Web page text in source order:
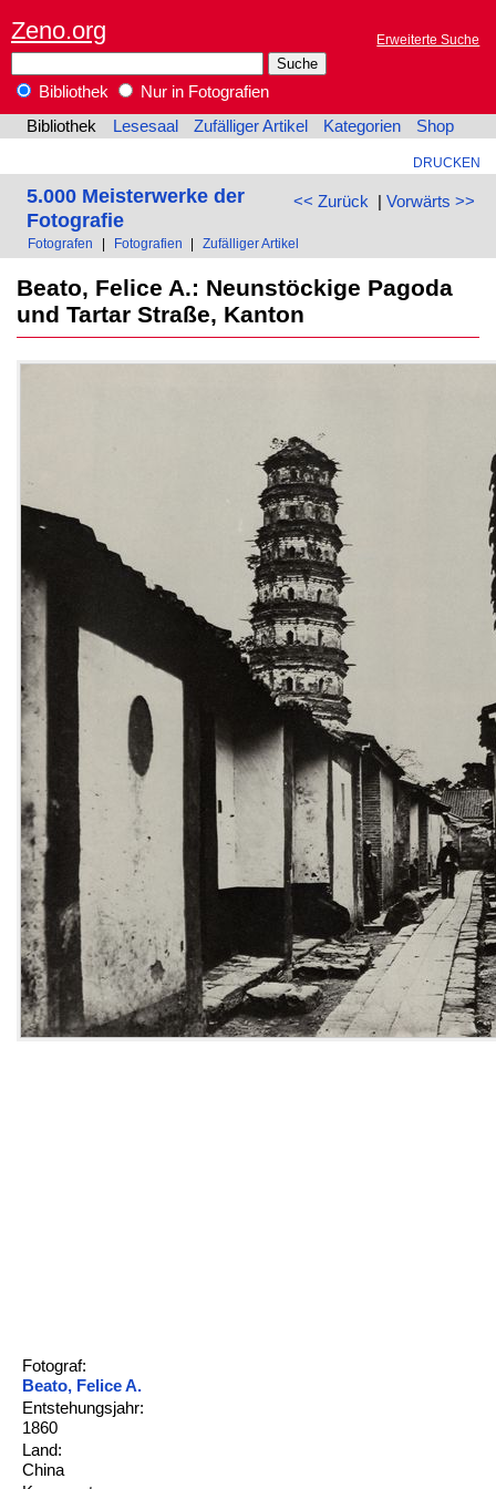
Zeno.org Erweiterte Suche
Bibliothek
Nur in Fotografien
Bibliothek
Lesesaal Zufälliger Artikel Kategorien Shop
DRUCKEN
<< Zurück | Vorwärts >>
5.000 Meisterwerke der
Fotografie
Fotografen Fotografien Zufälliger Artikel
Beato, Felice A.: Neunstöckige Pagoda
und Tartar Straße, Kanton
Fotograf:
Beato, Felice A.
Entstehungsjahr:
1860
Land:
China